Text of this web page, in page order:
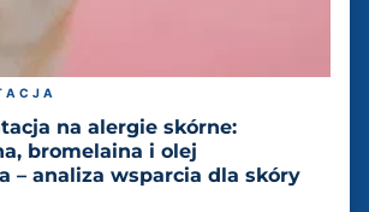
na alergie skórne:
bromelaina i olej
– analiza wsparcia dla skóry